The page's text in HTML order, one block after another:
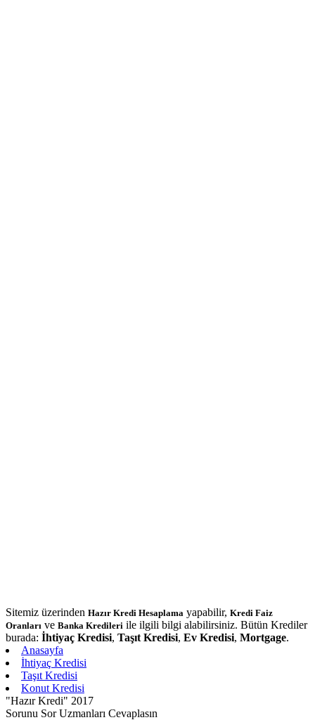
Sitemiz üzerinden Hazır Kredi Hesaplama yapabilir, Kredi Faiz
Oranları ve Banka Kredileri ile ilgili bilgi alabilirsiniz. Bütün Krediler
burada: İhtiyaç Kredisi, Taşıt Kredisi, Ev Kredisi, Mortgage.
Anasayfa
İhtiyaç Kredisi
Taşıt Kredisi
Konut Kredisi
"Hazır Kredi" 2017
Sorunu Sor Uzmanları Cevaplasın